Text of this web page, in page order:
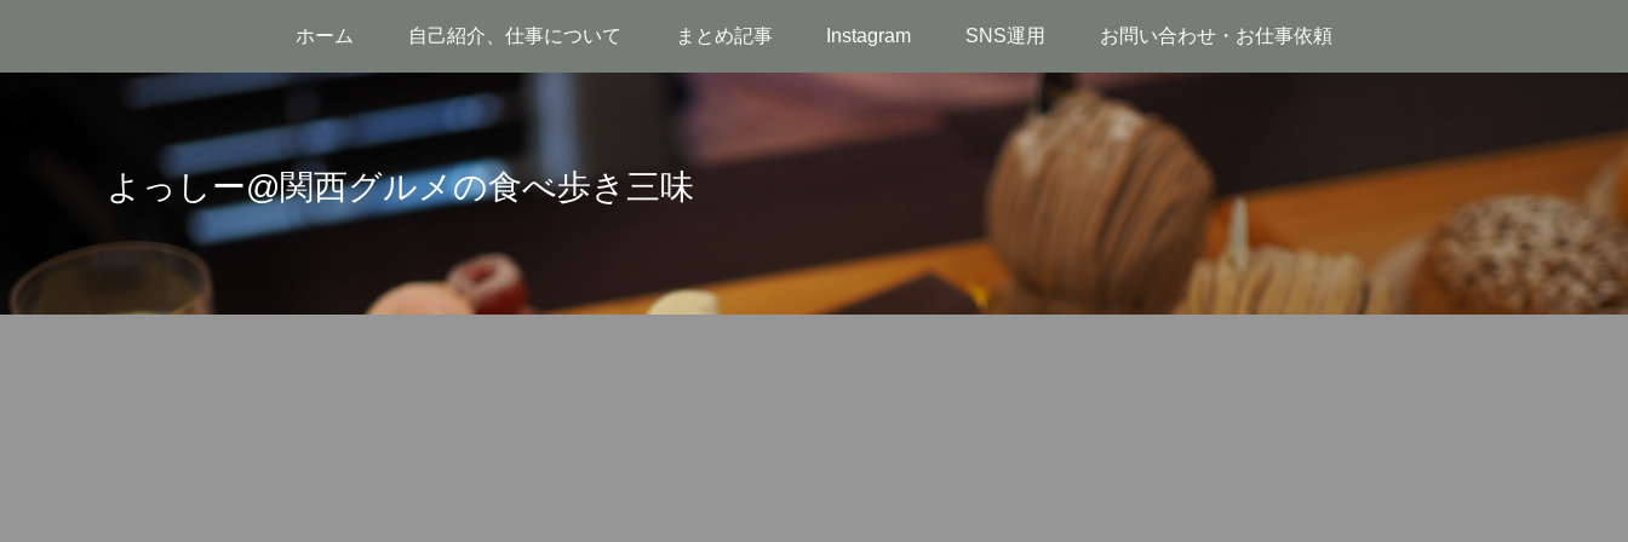
よっしー@関西グルメの食べ歩き三味
ホーム 自己紹介、仕事について まとめ記事 Instagram SNS運用 お問い合わせ・お仕事依頼